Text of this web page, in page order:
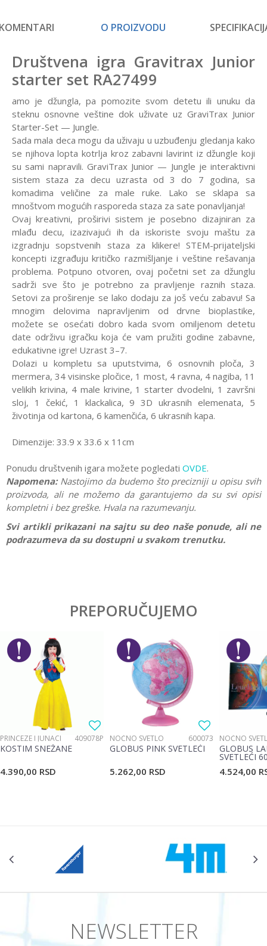
O PROIZVODU
Društvena igra Gravitrax Junior
starter set RA27499
amo je džungla, pa pomozite svom detetu ili unuku da
steknu osnovne veštine dok uživate uz GraviTrax Junior
Starter-Set — Jungle.
Sada mala deca mogu da uživaju u uzbuđenju gledanja kako
se njihova lopta kotrlja kroz zabavni lavirint iz džungle koji
su sami napravili. GraviTrax Junior — Jungle je interaktivni
sistem staza za decu uzrasta od 3 do 7 godina, sa
komadima veličine za male ruke. Lako se sklapa sa
mnoštvom mogućih rasporeda staza za sate ponavljanja!
Ovaj kreativni, proširivi sistem je posebno dizajniran za
mlađu decu, izazivajući ih da iskoriste svoju maštu za
izgradnju sopstvenih staza za klikere! STEM-prijateljski
koncepti izgrađuju kritičko razmišljanje i veštine rešavanja
problema. Potpuno otvoren, ovaj početni set za džunglu
sadrži sve što je potrebno za pravljenje raznih staza.
Setovi za proširenje se lako dodaju za još veću zabavu! Sa
mnogim delovima napravljenim od drvne bioplastike,
možete se osećati dobro kada svom omiljenom detetu
date održivu igračku koja će vam pružiti godine zabavne,
edukativne igre! Uzrast 3–7.
Dolazi u kompletu sa uputstvima, 6 osnovnih ploča, 3
mermera, 34 visinske pločice, 1 most, 4 ravna, 4 nagiba, 11
velikih krivina, 4 male krivine, 1 starter dvodelni, 1 završni
sloj, 1 čekić, 1 klackalica, 9 3D ukrasnih elemenata, 5
životinja od kartona, 6 kamenčića, 6 ukrasnih kapa.
Dimenzije: 33.9 x 33.6 x 11cm
Ponudu društvenih igara možete pogledati OVDE.
Napomena: Nastojimo da budemo što precizniji u opisu svih
proizvoda, ali ne možemo da garantujemo da su svi opisi
kompletni i bez greške. Hvala na razumevanju.
Svi artikli prikazani na sajtu su deo naše ponude, ali ne
podrazumeva da su dostupni u svakom trenutku.
Devojčice, Dečaci
Brend
Gravitrax
Email
PREPORUČUJEMO
PRINCEZE I JUNACI 409078P
KOSTIM SNEŽANE
4.390,00 RSD
NOĆNO SVETLO 600073
GLOBUS PINK SVETLEĆI
5.262,00 RSD
NOĆNO
GLOBUS
SVETLEĆI
4.524,00
NEWSLETTER